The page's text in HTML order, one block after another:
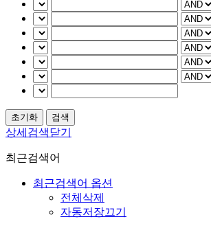
상세검색닫기
최근검색어
최근검색어 옵션
전체삭제
자동저장끄기